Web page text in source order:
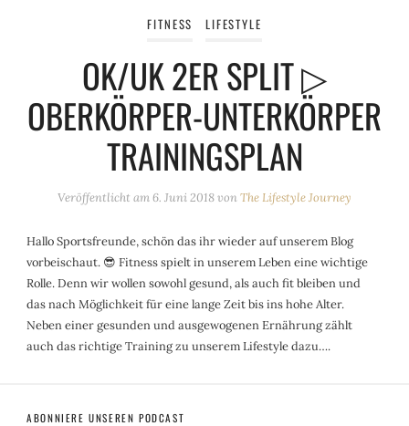
FITNESS LIFESTYLE
OK/UK 2ER SPLIT ▷
OBERKÖRPER-UNTERKÖRPER
TRAININGSPLAN
Veröffentlicht am6. Juni 2018vonThe Lifestyle Journey
Hallo Sportsfreunde, schön das ihr wieder auf unserem Blog
vorbeischaut. 😎 Fitness spielt in unserem Leben eine wichtige
Rolle. Denn wir wollen sowohl gesund, als auch fit bleiben und
das nach Möglichkeit für eine lange Zeit bis ins hohe Alter.
Neben einer gesunden und ausgewogenen Ernährung zählt
auch das richtige Training zu unserem Lifestyle dazu….
ABONNIERE UNSEREN PODCAST